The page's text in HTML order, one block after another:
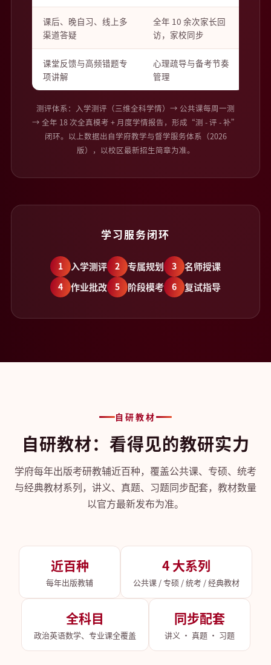
课后、晚自习、线上多
渠道答疑
全年 10 余次家长回
访，家校同步
课堂反馈与高频错题专
项讲解
心理疏导与备考节奏
管理
测评体系：入学测评（三维全科学情）→ 公共课每周一测
→ 全年 18 次全真模考 + 月度学情报告，形成“测 - 评 - 补”
闭环。以上数据出自学府教学与督学服务体系（2026
版），以校区最新招生简章为准。
学习服务闭环
1 入学测评 2 专属规划 3 名师授课
4 作业批改 5 阶段模考 6 复试指导
自研教材
自研教材：看得见的教研实力
学府每年出版考研教辅近百种，覆盖公共课、专硕、统考
与经典教材系列，讲义、真题、习题同步配套，教材数量
以官方最新发布为准。
近百种
每年出版教辅
4 大系列
公共课 / 专硕 / 统考 / 经典教材
全科目
政治英语数学、专业课全覆盖
同步配套
讲义 · 真题 · 习题